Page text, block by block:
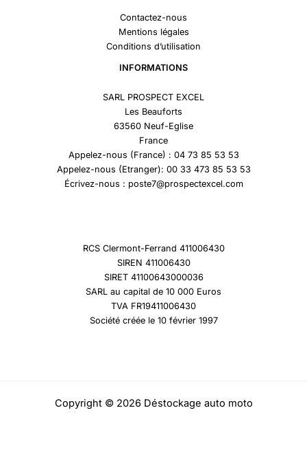
Contactez-nous
Mentions légales
Conditions d’utilisation
INFORMATIONS
SARL PROSPECT EXCEL
Les Beauforts
63560 Neuf-Eglise
France
Appelez-nous (France) : 04 73 85 53 53
Appelez-nous (Etranger): 00 33 473 85 53 53
Écrivez-nous : poste7@prospectexcel.com
RCS Clermont-Ferrand 411006430
SIREN 411006430
SIRET 41100643000036
SARL au capital de 10 000 Euros
TVA FR19411006430
Société créée le 10 février 1997
Copyright © 2026 Déstockage auto moto